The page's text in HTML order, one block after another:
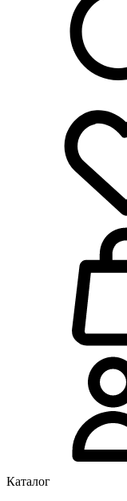
Каталог